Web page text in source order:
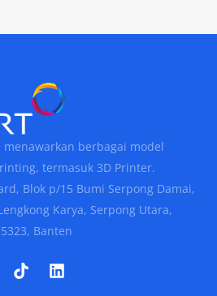
menawarkan berbagai model
termasuk 3D Printer.
Blok p/15 Bumi Serpong Damai,
Karya, Serpong Utara,
Banten